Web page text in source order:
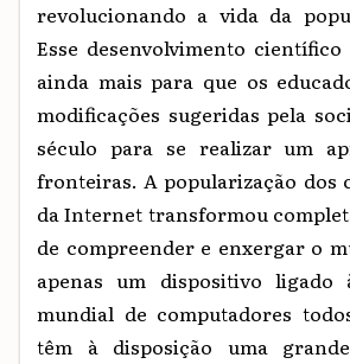
revolucionando a vida da
Esse desenvolvimento científico
ainda mais para que os
modificações sugeridas pela
século para se realizar um
fronteiras. A popularização dos
daInternet transformou
de compreender e enxergar o
apenas um dispositivoligado
mundial de computadores
têm à disposição uma grande